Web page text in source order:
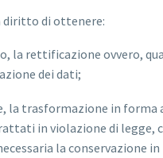
diritto di ottenere:
la rettificazione ovvero,
dei dati;
la trasformazione in forma
in violazione di legge,
la conservazione